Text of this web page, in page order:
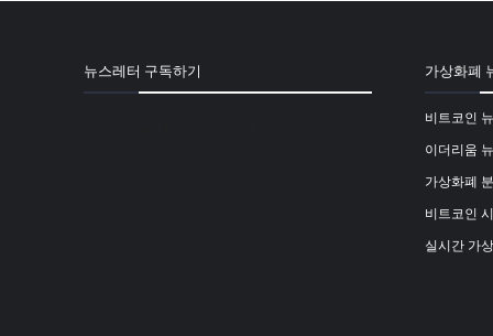
뉴스레터 구독하기 가상화폐
비트코인
이더리움
가상화폐
비트코인
실시간 가